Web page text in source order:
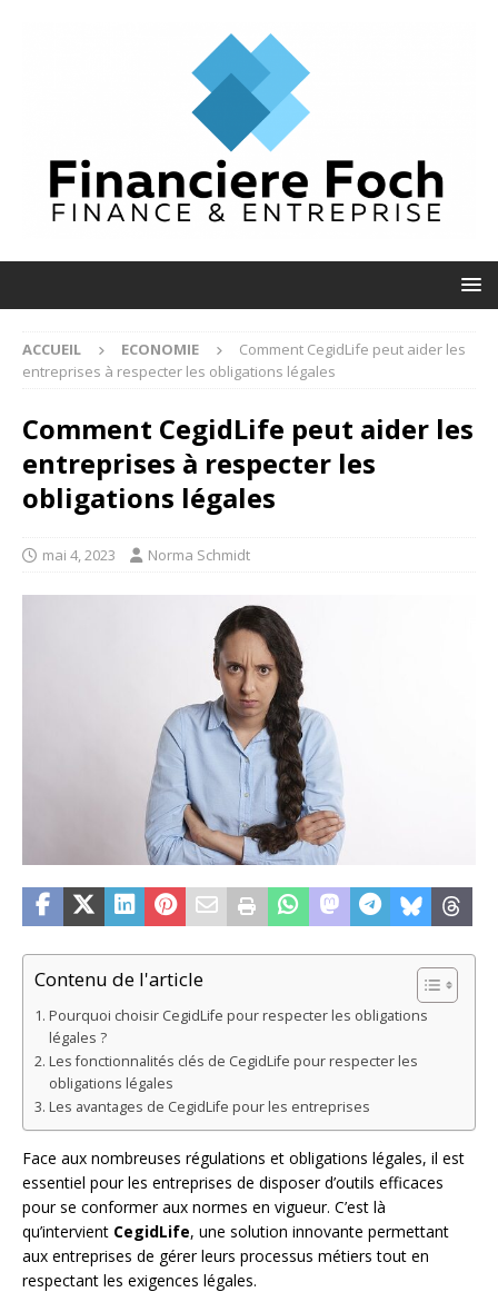
ACCUEIL ECONOMIE
Comment CegidLife peut aider les
entreprises à respecter les obligations légales
Comment CegidLife peut aider les
entreprises à respecter les
obligations légales
mai 4, 2023 Norma Schmidt
Contenu de l'article
Pourquoi choisir CegidLife pour respecter les obligations
légales ?
Les fonctionnalités clés de CegidLife pour respecter les
obligations légales
Les avantages de CegidLife pour les entreprises
Face aux nombreuses régulations et obligations légales, il est
essentiel pour les entreprises de disposer d’outils efficaces
pour se conformer aux normes en vigueur. C’est là
qu’intervient CegidLife, une solution innovante permettant
aux entreprises de gérer leurs processus métiers tout en
respectant les exigences légales.